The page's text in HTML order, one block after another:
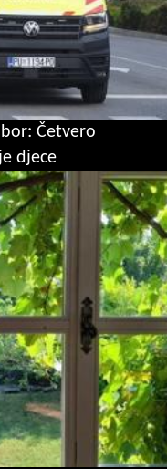
Četvero
djece